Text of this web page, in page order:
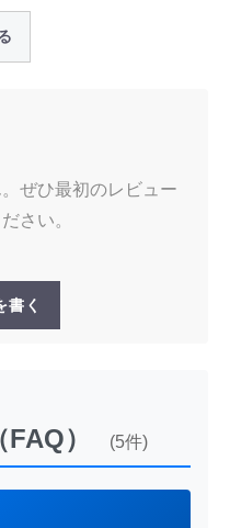
ぜひ最初のレビュー
さい。
書く
） (5件)